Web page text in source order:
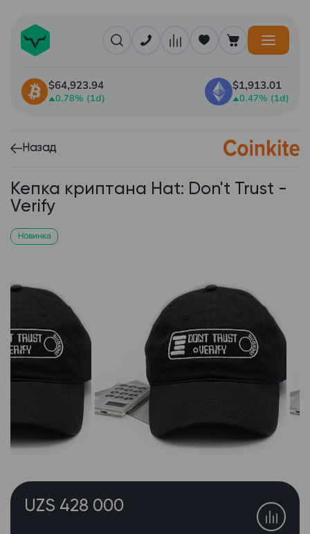
$64,923.94
0.78% (1d)
$1,913.01
0.47% (1d)
Назад
Кепка криптана Hat: Don't Trust -
Verify
Новинка
UZS 428 000